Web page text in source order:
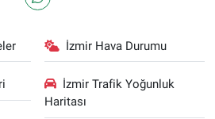
İzmir Hava Durumu
İzmir Trafik Yoğunluk
Haritası